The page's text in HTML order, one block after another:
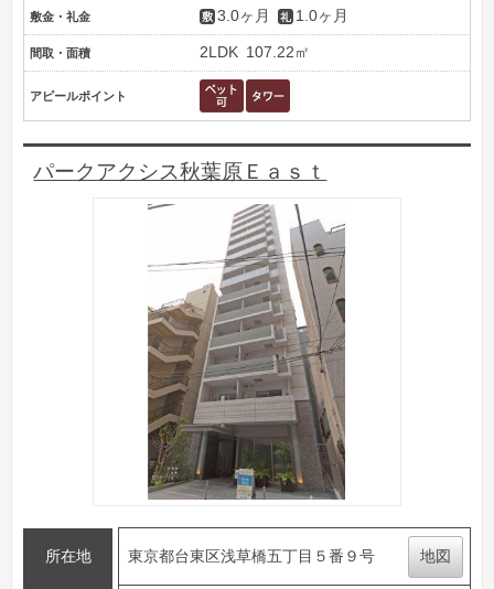
敷金・礼金 3.0ヶ月 1.0ヶ月
間取・面積 2LDK 107.22㎡
アピールポイント
パークアクシス秋葉原Ｅａｓｔ
所在地 東京都台東区浅草橋五丁目５番９号 地図